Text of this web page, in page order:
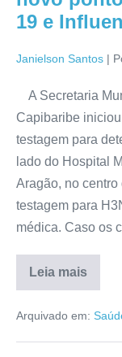
19 e
Janielson Santos |
A Secretaria
Capibaribe
testagem para
lado do Hospital
Aragão, no
testagem para
médica. Caso os
Leia mais
Arquivado em: